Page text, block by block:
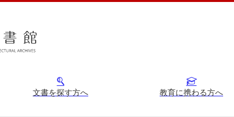
文書を探す方へ 教育に携わる方へ